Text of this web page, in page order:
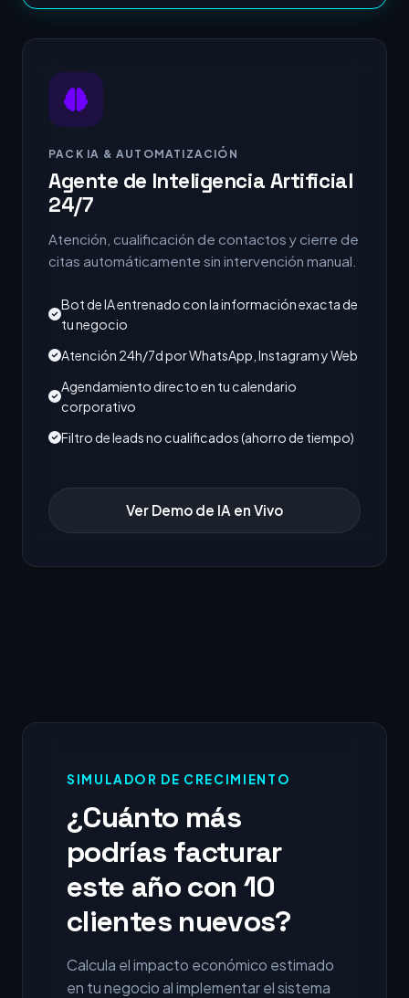
PACK IA & AUTOMATIZACIÓN
Agente de Inteligencia Artificial
24/7
Atención, cualificación de contactos y cierre de
citas automáticamente sin intervención manual.
Bot de IA entrenado con la información exacta de
tu negocio
Atención 24h/7d por WhatsApp, Instagram y Web
Agendamiento directo en tu calendario
corporativo
Filtro de leads no cualificados (ahorro de tiempo)
Ver Demo de IA en Vivo
SIMULADOR DE CRECIMIENTO
¿Cuánto más
podrías facturar
este año con 10
clientes nuevos?
Calcula el impacto económico estimado
en tu negocio al implementar el sistema